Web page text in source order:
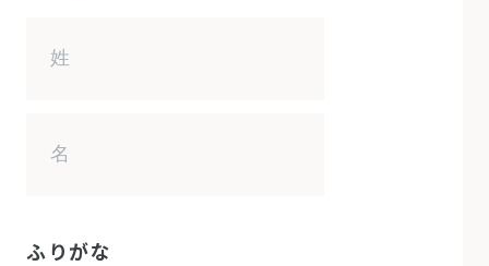
ふりがな